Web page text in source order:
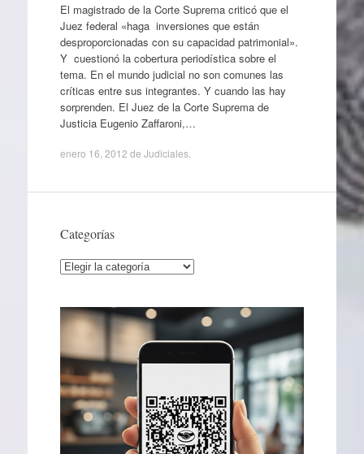
El magistrado de la Corte Suprema criticó que el
Juez federal «haga inversiones que están
desproporcionadas con su capacidad patrimonial».
Y cuestionó la cobertura periodística sobre el
tema. En el mundo judicial no son comunes las
críticas entre sus integrantes. Y cuando las hay
sorprenden. El Juez de la Corte Suprema de
Justicia Eugenio Zaffaroni,…
enero 16, 2012 de Judiciales.
Categorías
Categorías